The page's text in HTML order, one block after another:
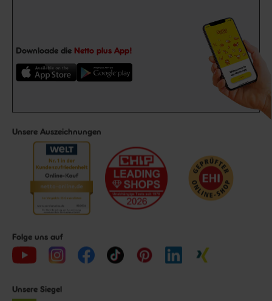
Downloade die Netto plus App!
Unsere Auszeichnungen
Folge uns auf
Unsere Siegel